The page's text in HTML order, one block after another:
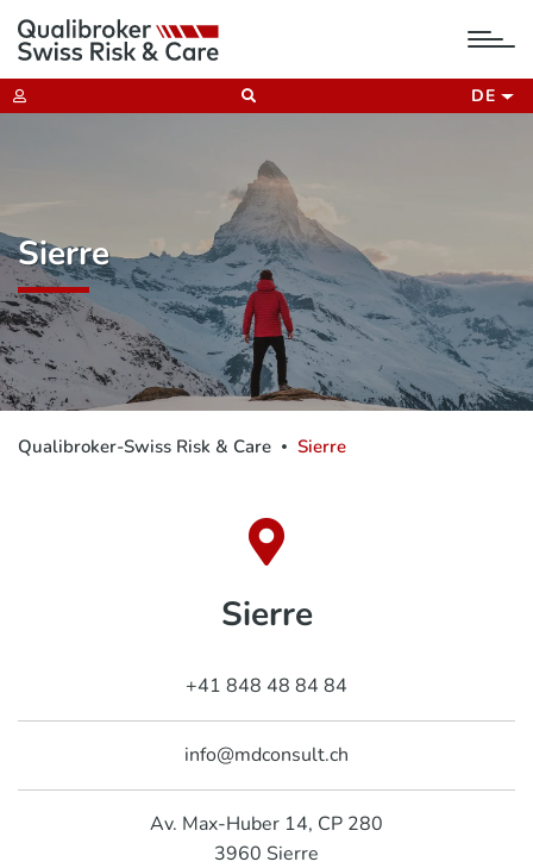
DE
Sierre
Qualibroker-Swiss Risk & Care Sierre
Sierre
+41 848 48 84 84
info@mdconsult.ch
Av. Max-Huber 14, CP 280
3960 Sierre